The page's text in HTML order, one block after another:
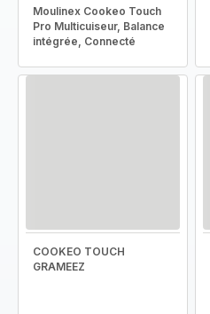
Moulinex Cookeo Touch
Pro Multicuiseur, Balance
intégrée, Connecté
COOKEO TOUCH
GRAMEEZ